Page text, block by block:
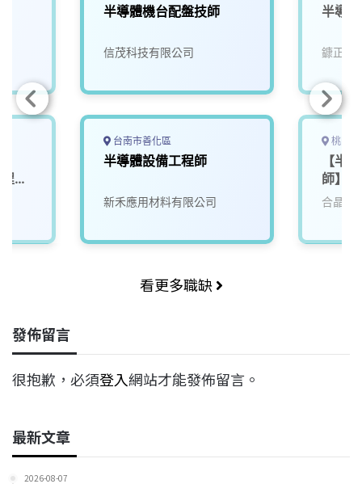
工
半導體機台配盤技師
信茂科技有限公司
台南市善化區
半導體設備工程師
新禾應用材料有限公司
半導
鏮正實
桃園
【半
師】
合晶科
看更多職缺
發佈留言
很抱歉，必須登入網站才能發佈留言。
最新文章
2026-08-07